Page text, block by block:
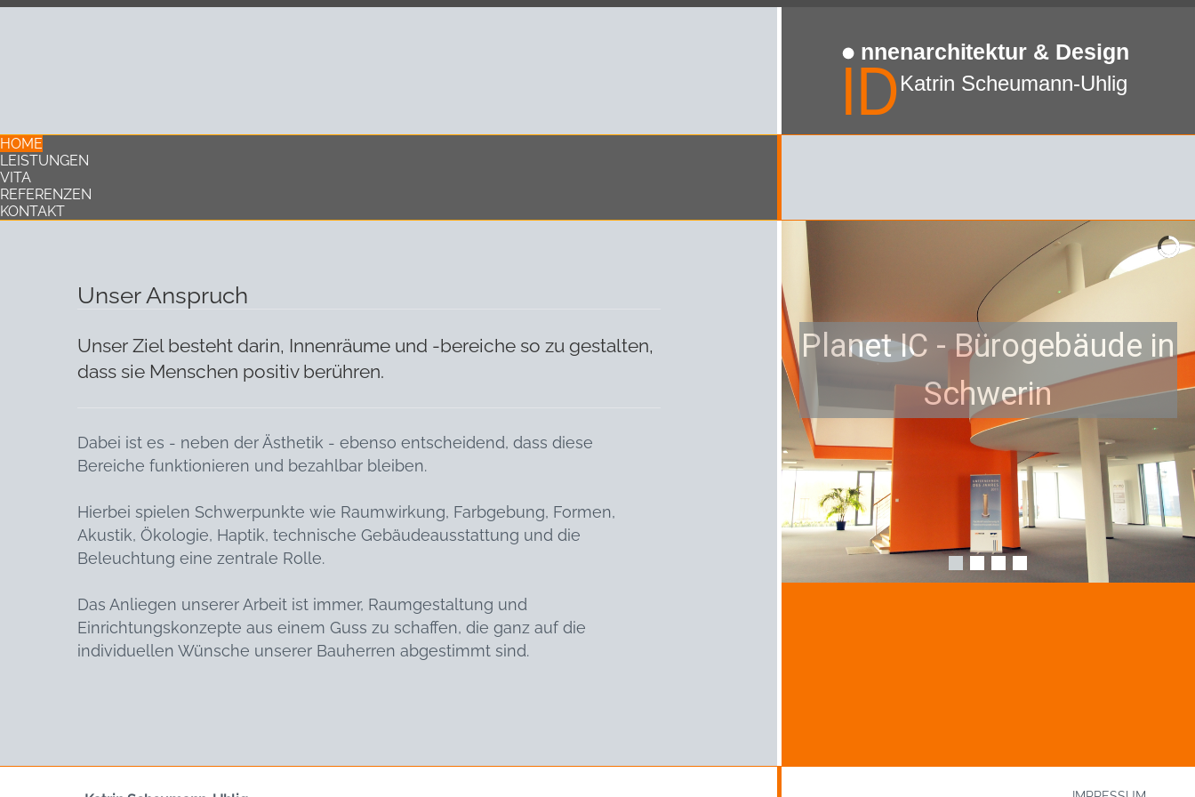
HOME
LEISTUNGEN
VITA
REFERENZEN
KONTAKT
Unser Anspruch
Unser Ziel besteht darin, Innenräume und -bereiche so zu gestalten,
dass sie Menschen positiv berühren.
Dabei ist es - neben der Ästhetik - ebenso entscheidend, dass diese
Bereiche funktionieren und bezahlbar bleiben.
Hierbei spielen Schwerpunkte wie Raumwirkung, Farbgebung, Formen,
Akustik, Ökologie, Haptik, technische Gebäudeausstattung und die
Beleuchtung eine zentrale Rolle.
Das Anliegen unserer Arbeit ist immer, Raumgestaltung und
Einrichtungskonzepte aus einem Guss zu schaffen, die ganz auf die
individuellen Wünsche unserer Bauherren abgestimmt sind.
Planet IC - Bürogebäude in
Schwerin